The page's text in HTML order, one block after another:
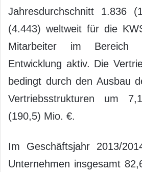
Jahresdurchschnitt 1.836
(4.443) weltweit für die
Mitarbeiter im Bereich
Entwicklung aktiv. Die
bedingt durch den Ausbau
Vertriebsstrukturen um
(190,5) Mio. €.
Im Geschäftsjahr 2013/
Unternehmen insgesamt